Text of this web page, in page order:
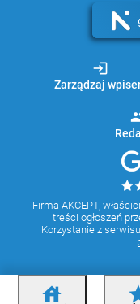
login
Zarządzaj
Firma AKCEPT,
treści ogłoszeń
Korzystanie z
house